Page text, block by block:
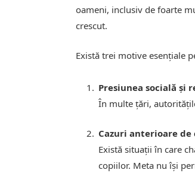
oameni, inclusiv de foarte
crescut.
Există trei motive esențiale
Presiunea socială
În multe țări,
Cazuri anterioare de
Există situații în care
copiilor. Meta nu își